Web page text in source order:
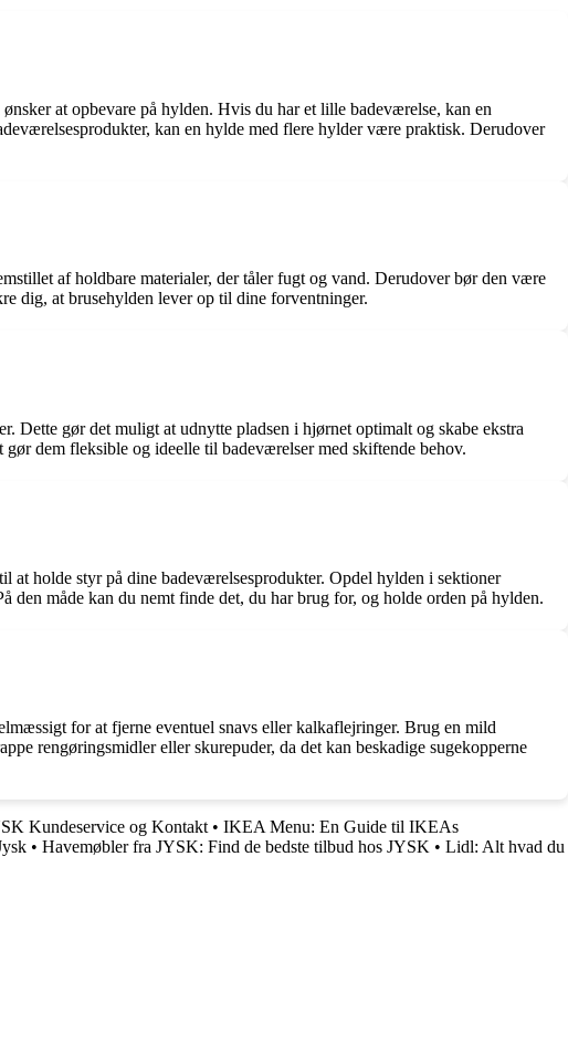
at opbevare på hylden. Hvis du har et lille badeværelse, kan en
kan en hylde med flere hylder være praktisk. Derudover
af holdbare materialer, der tåler fugt og vand. Derudover bør den være
dig, at brusehylden lever op til dine forventninger.
Dette gør det muligt at udnytte pladsen i hjørnet optimalt og skabe ekstra
dem fleksible og ideelle til badeværelser med skiftende behov.
at holde styr på dine badeværelsesprodukter. Opdel hylden i sektioner
den måde kan du nemt finde det, du har brug for, og holde orden på hylden.
for at fjerne eventuel snavs eller kalkaflejringer. Brug en mild
rengøringsmidler eller skurepuder, da det kan beskadige sugekopperne
Kundeservice og Kontakt• IKEA Menu: En Guide til IKEAs
• Havemøbler fra JYSK: Find de bedste tilbud hos JYSK • Lidl: Alt hvad du